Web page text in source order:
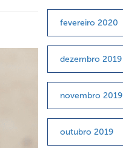
fevereiro 2020
dezembro 2019
novembro 2019
outubro 2019